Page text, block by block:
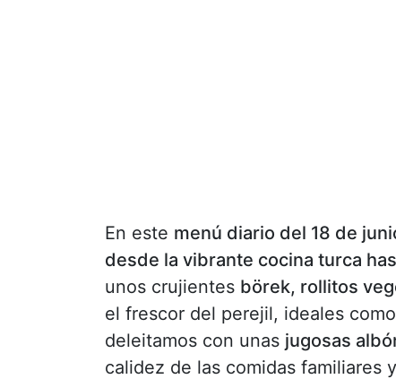
En este menú diario del 18 de
desde la vibrante cocina turca
unos crujientes börek, rollitos
el frescor del perejil, ideales
deleitamos con unas jugosas
calidez de las comidas familiares